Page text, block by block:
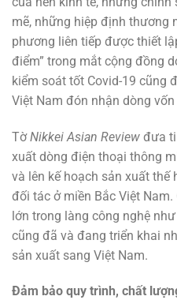
mẽ, những hiệp định thương
phương liên tiếp được thiết
điểm” trong mắt cộng đồng
kiểm soát tốt Covid-19 cũng
Việt Nam đón nhận dòng
TờNikkei Asian Review đưa
xuất dòng điện thoại thông
và lên kế hoạch sản xuất thế
đối tác ở miền Bắc Việt
lớn trong làng công nghệ
cũng đã và đang triển khai
sản xuất sang Việt Nam.
Đảm bảo quy trình, chất